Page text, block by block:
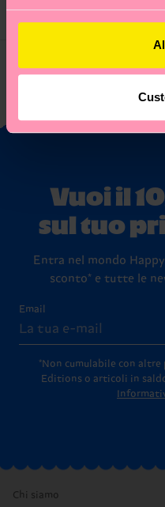
DISPONIBILE
IL PIÙ AMATO
Hai già
Vuoi il
sul tuo
Entra nel mondo
sconto* e tutte le
Email
*Non cumulabile con altre
Editions o articoli in
Chi siamo